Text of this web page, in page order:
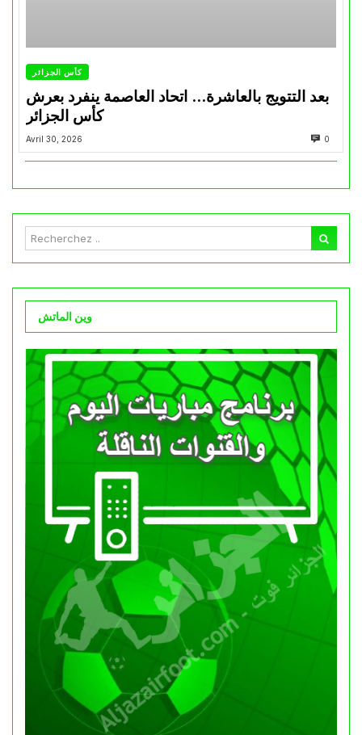
كأس الجزائر
بعد التتويج بالعاشرة… اتحاد العاصمة ينفرد بعرش
كأس الجزائر
Avril 30, 2026 0
وين الماتش